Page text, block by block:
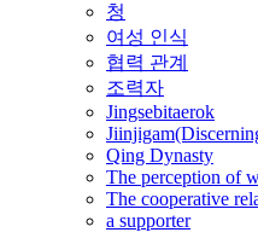
청
여성 인식
협력 관계
조력자
Jingsebitaerok
Qing Dynasty
The perception of
The cooperative
a supporter